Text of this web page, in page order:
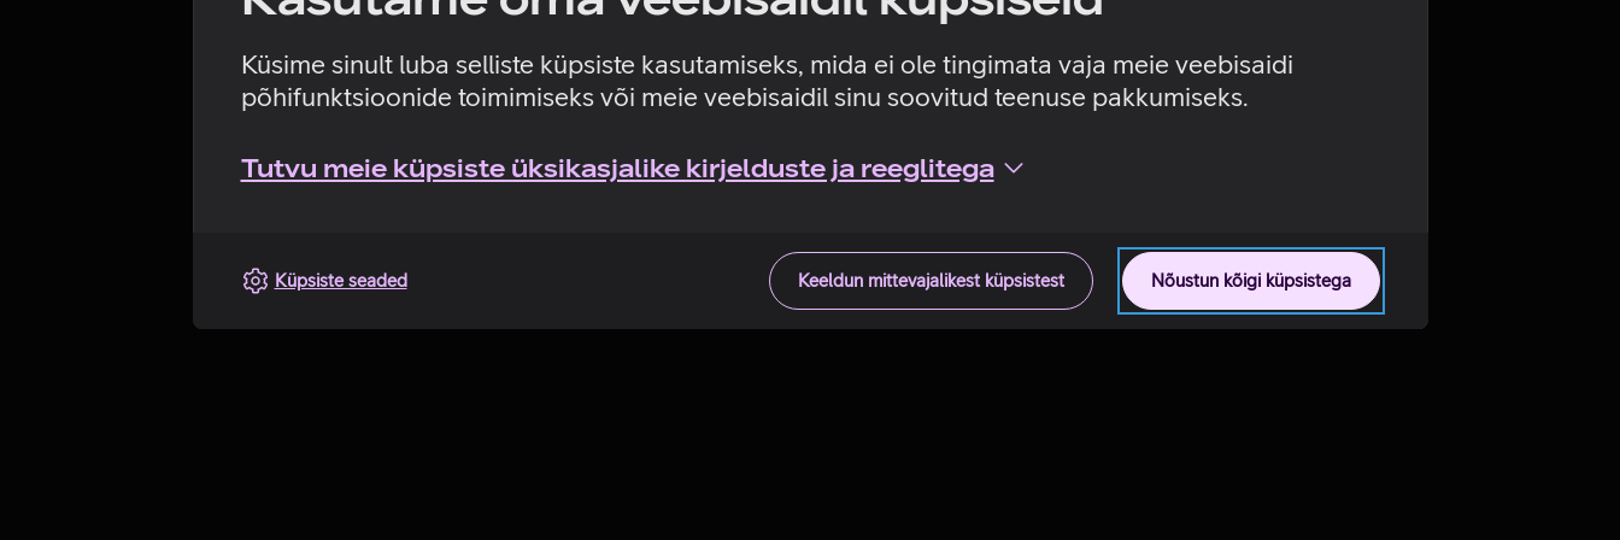
Küsime sinult luba selliste küpsiste kasutamiseks, mida ei ole tingimata vaja meie veebisaidi
põhifunktsioonide toimimiseks või meie veebisaidil sinu soovitud teenuse pakkumiseks.
Tutvu meie küpsiste üksikasjalike kirjelduste ja reeglitega
Nõustun kõigi küpsistega
Keeldun mittevajalikest küpsistest
Küpsiste seaded